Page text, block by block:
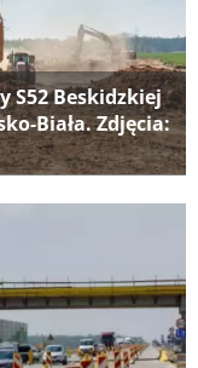
S52 Beskidzkiej
Biała. Zdjęcia: